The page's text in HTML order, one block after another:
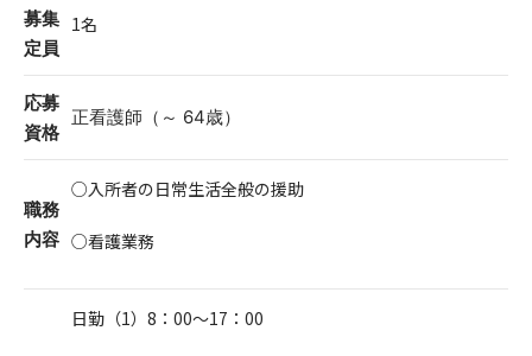
募集
定員
1名
応募
資格
正看護師（～ 64歳）
職務
内容
○入所者の日常生活全般の援助
○看護業務
日勤（1）8：00～17：00